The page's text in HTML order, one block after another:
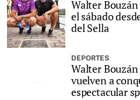
Walter
el sábado
del Sella
DEPORTES
Walter
vuelven a
espectacular